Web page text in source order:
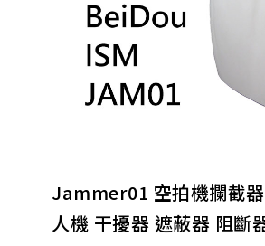
(F)錄音/變音/保密設備
(H)軍警偵防鑑識設備
(i) 反偷拍、反監聽偵測器
(N)電子產品/配件
Jammer01 空拍機攔截
人機 干擾器 遮蔽器 阻斷